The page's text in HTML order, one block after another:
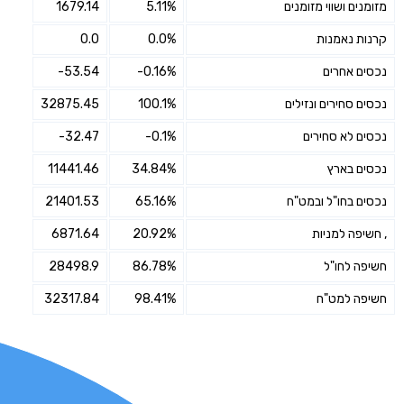
מזומנים ושווי מזומנים 5.11%
1679.14
קרנות נאמנות 0.0%
0.0
נכסים אחרים -0.16%
-53.54
נכסים סחירים ונזילים 100.1%
32875.45
נכסים לא סחירים -0.1%
-32.47
נכסים בארץ 34.84%
11441.46
נכסים בחו"ל ובמט"ח 65.16%
21401.53
, חשיפה למניות 20.92%
6871.64
חשיפה לחו"ל 86.78%
28498.9
חשיפה למט"ח 98.41%
32317.84